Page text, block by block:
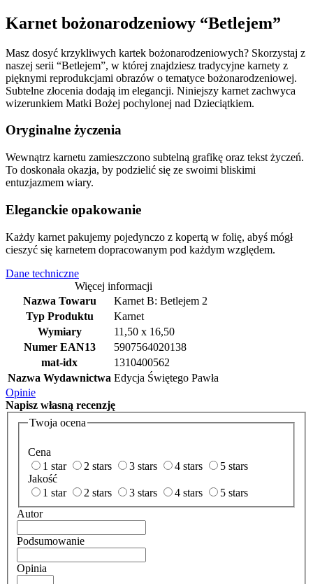
Karnet bożonarodzeniowy “Betlejem”
Masz dosyć krzykliwych kartek bożonarodzeniowych? Skorzystaj z
naszej serii “Betlejem”, w której znajdziesz tradycyjne karnety z
pięknymi reprodukcjami obrazów o tematyce bożonarodzeniowej.
Subtelne złocenia dodają im elegancji. Niniejszy karnet zachwyca
wizerunkiem Matki Bożej pochylonej nad Dzieciątkiem.
Oryginalne życzenia
Wewnątrz karnetu zamieszczono subtelną grafikę oraz tekst życzeń.
To doskonała okazja, by podzielić się ze swoimi bliskimi
entuzjazmem wiary.
Eleganckie opakowanie
Każdy karnet pakujemy pojedynczo z kopertą w folię, abyś mógł
cieszyć się karnetem dopracowanym pod każdym względem.
Dane techniczne
Więcej informacji
Nazwa Towaru
Karnet B: Betlejem 2
Typ Produktu
Karnet
Wymiary
11,50 x 16,50
Numer EAN13
5907564020138
mat-idx
1310400562
Nazwa Wydawnictwa Edycja Świętego Pawła
Opinie
Napisz własną recenzję
Twoja ocena
Cena
1 star
2 stars 3 stars 4 stars
5 stars
Jakość
1 star
2 stars 3 stars 4 stars
5 stars
Autor
Podsumowanie
Opinia